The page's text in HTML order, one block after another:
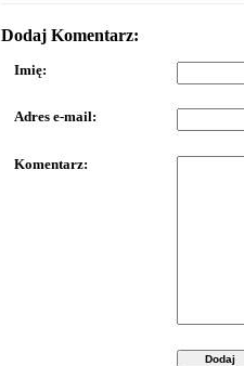
Dodaj Komentarz:
Imię:
Adres e-mail:
Komentarz:
Dodaj